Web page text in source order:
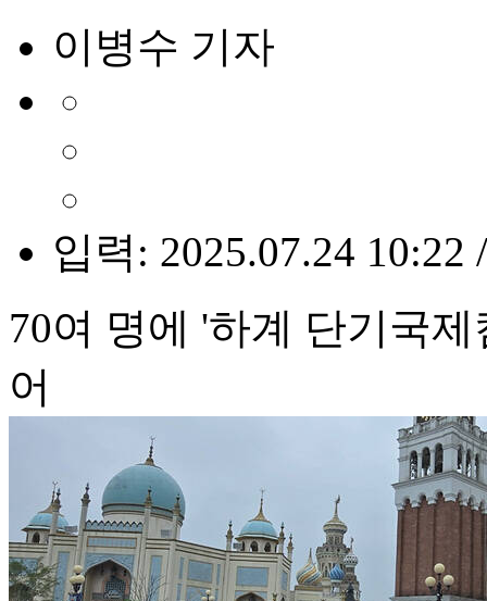
이병수 기자
입력: 2025.07.24 10:22
70여 명에 '하계 단기국
어